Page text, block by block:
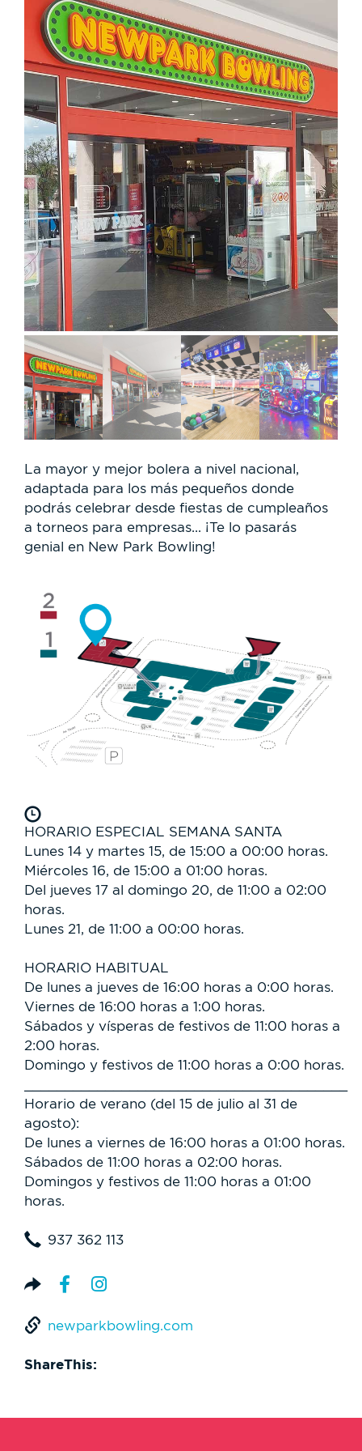
La mayor y mejor bolera a nivel nacional,
adaptada para los más pequeños donde
podrás celebrar desde fiestas de cumpleaños
a torneos para empresas... ¡Te lo pasarás
genial en New Park Bowling!
HORARIO ESPECIAL SEMANA SANTA
Lunes 14 y martes 15, de 15:00 a 00:00 horas.
Miércoles 16, de 15:00 a 01:00 horas.
Del jueves 17 al domingo 20, de 11:00 a 02:00
horas.
Lunes 21, de 11:00 a 00:00 horas.
HORARIO HABITUAL
De lunes a jueves de 16:00 horas a 0:00 horas.
Viernes de 16:00 horas a 1:00 horas.
Sábados y vísperas de festivos de 11:00 horas a
2:00 horas.
Domingo y festivos de 11:00 horas a 0:00 horas.
Horario de verano (del 15 de julio al 31 de
agosto):
De lunes a viernes de 16:00 horas a 01:00 horas.
Sábados de 11:00 horas a 02:00 horas.
Domingos y festivos de 11:00 horas a 01:00
horas.
937 362 113
newparkbowling.com
ShareThis: